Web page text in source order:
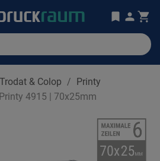
& Colop
Printy
4915 | 70x25mm